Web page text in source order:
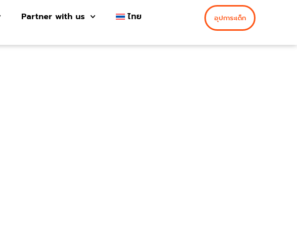
Partner with us ไทย อุปการะเด็ก